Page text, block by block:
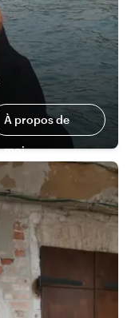
À propos de
moi